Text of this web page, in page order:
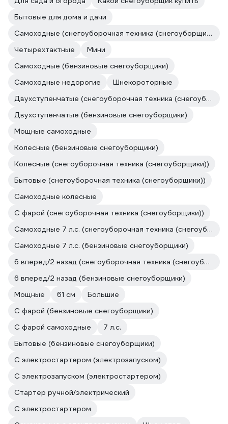
Бытовые для дома и дачи
Самоходные (снегоуборочная техника (снегоуборщики))
Четырехтактные
Мини
Самоходные (бензиновые снегоуборщики)
Самоходные недорогие
Шнекороторные
Двухступенчатые (снегоуборочная техника (снегоуборщики))
Двухступенчатые (бензиновые снегоуборщики)
Мощные самоходные
Колесные (бензиновые снегоуборщики)
Колесные (снегоуборочная техника (снегоуборщики))
Бытовые (снегоуборочная техника (снегоуборщики))
Самоходные колесные
С фарой (снегоуборочная техника (снегоуборщики))
Самоходные 7 л.с. (снегоуборочная техника (снегоуборщики))
Самоходные 7 л.с. (бензиновые снегоуборщики)
6 вперед/2 назад (снегоуборочная техника (снегоуборщики))
6 вперед/2 назад (бензиновые снегоуборщики)
Мощные
61 см
Большие
С фарой (бензиновые снегоуборщики)
С фарой самоходные
7 л.с.
Бытовые (бензиновые снегоуборщики)
С электростартером (электрозапуском)
С электрозапуском (электростартером)
Стартер ручной/электрический
С электростартером